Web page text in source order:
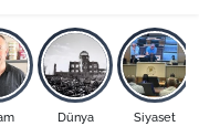
Dünya Siyaset
Fikstür